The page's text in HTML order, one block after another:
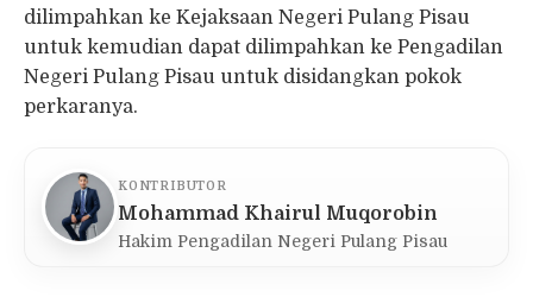
dilimpahkan ke Kejaksaan Negeri Pulang Pisau
untuk kemudian dapat dilimpahkan ke Pengadilan
Negeri Pulang Pisau untuk disidangkan pokok
perkaranya.
KONTRIBUTOR
Mohammad Khairul Muqorobin
Hakim Pengadilan Negeri Pulang Pisau